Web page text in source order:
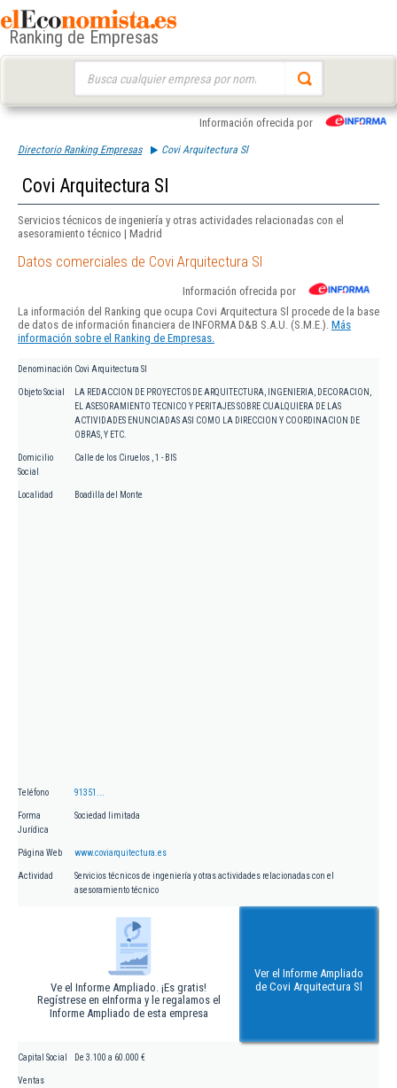
Ranking de Empresas
Información ofrecida por
Directorio Ranking Empresas Covi Arquitectura Sl
Covi Arquitectura Sl
Servicios técnicos de ingeniería y otras actividades relacionadas con el
asesoramiento técnico | Madrid
Datos comerciales de Covi Arquitectura Sl
Información ofrecida por
La información del Ranking que ocupa Covi Arquitectura Sl procede de la base
de datos de información financiera de INFORMA D&B S.A.U. (S.M.E.). Más
información sobre el Ranking de Empresas.
Denominación Covi Arquitectura Sl
Objeto Social
LA REDACCION DE PROYECTOS DE ARQUITECTURA, INGENIERIA, DECORACION,
EL ASESORAMIENTO TECNICO Y PERITAJES SOBRE CUALQUIERA DE LAS
ACTIVIDADES ENUNCIADAS ASI COMO LA DIRECCION Y COORDINACION DE
OBRAS, Y ETC.
Domicilio
Social
Calle de los Ciruelos , 1 - BIS
Localidad Boadilla del Monte
Teléfono 91351...
Forma
Jurídica
Sociedad limitada
Página Web www.coviarquitectura.es
Actividad
Servicios técnicos de ingeniería y otras actividades relacionadas con el
asesoramiento técnico
Ve el Informe Ampliado. ¡Es gratis!
Regístrese en eInforma y le regalamos el
Informe Ampliado de esta empresa
Ver el Informe Ampliado
de Covi Arquitectura Sl
Capital Social De 3.100 a 60.000 €
Ventas